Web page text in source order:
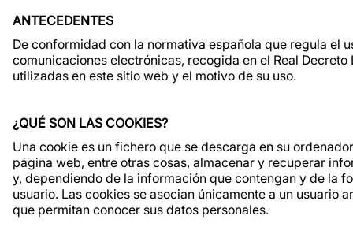
ANTECEDENTES
De conformidad con la normativa española que regula el
comunicaciones electrónicas, recogida en el Real
utilizadas en este sitio web y el motivo de su uso.
¿QUÉ SON LAS COOKIES?
Una cookie es un fichero que se descarga en su
página web, entre otras cosas, almacenar y recuperar
y, dependiendo de la información que contengan y de la
usuario. Las cookies se asocian únicamente a un
que permitan conocer sus datos personales.